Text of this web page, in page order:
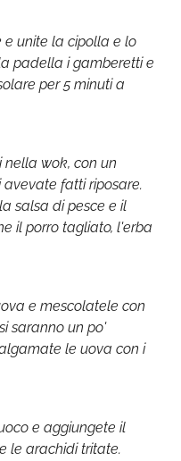
e unite la cipolla e lo
padella i gamberetti e
per 5 minuti a
nella wok, con un
fatti riposare.
salsa di pesce e il
il porro tagliato, l'erba
e mescolatele con
saranno un po'
le uova con i
e aggiungete il
le arachidi tritate.